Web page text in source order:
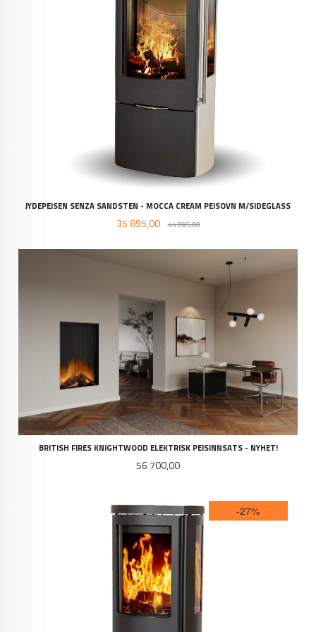
JYDEPEJSEN SENZA SANDSTEN - MOCCA CREAM PEISOVN M/SIDEGLASS
Tilbud
35 895,00 44 895,00Rabatt
BRITISH FIRES KNIGHTWOOD ELEKTRISK PEISINNSATS - NYHET!
Pris
56 700,00
-27%